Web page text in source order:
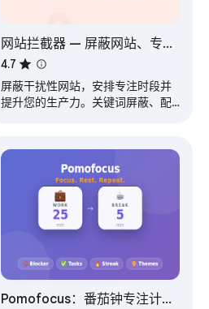
网站拦截器 — 屏蔽网站、专注
计时器和生产力工具
4.7
屏蔽干扰性网站，安排专注时段并
提升您的生产力。关键词屏蔽、配
Pomofocus：番茄钟专注计时